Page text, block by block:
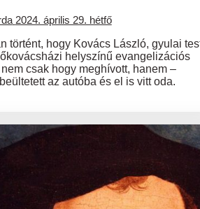
2024. április 29. hétfő
történt, hogy Kovács László, gyulai
helyszínű evangelizációs
csak hogy meghívott, hanem –
az autóba és el is vitt oda.